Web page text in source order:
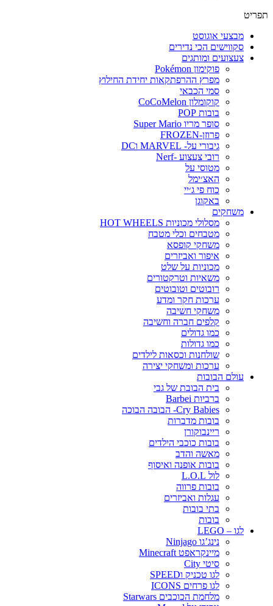
מבצעי אוגוסט
סקווישים הכי נדירים
צעצועים ומותגים
פוקימון Pokémon
מפרץ ההרפתקאות יחידת החילוץ
סמי הכבאי
קוקומלון CoCoMelon
בובות POP
סופר מריו Super Mario
פרוזן-FROZEN
גיבורי על- MARVEL וDC
רובי צעצוע -Nerf
מטוסי על
האצ׳ימל
כוח פי ג׳יי
באקוגן
משחקים
מסלולי מכוניות HOT WHEELS
מטבחים וכלי מטבח
משחקי קופסא
איפור ואביזרים
מכוניות על שלט
משאיות וטרקטורים
רובוטים וטובוטים
ערכות חקר ומדע
משחקי חשיבה
קלפים חברה וחשיבה
כמו גדולים
כמו גדולות
שולחנות וכסאות לילדים
ערכות ומשחקי יצירה
עולם הבובות
בית הבובת של גבי
ברביות Barbei
Cry Babies- הבובה הבוכה
בובות מדברות
ריינבוקורן
בובות כוכבי הילדים
מאשה והדב
בובות אופנה ואיסוף
לול L.O.L
בובות פרווה
עגלות ואביזרים
בתי בובות
בובות
לגו – LEGO
נינג’גו Ninjago
מיינקראפט Minecraft
סיטי City
לגו טכניק וSPEED
לגו פרחים ICONS
מלחמת הכוכבים Starwars